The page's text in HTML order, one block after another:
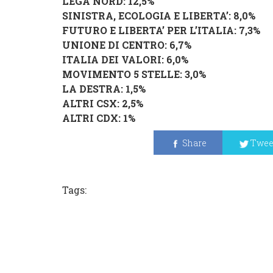
SINISTRA, ECOLOGIA E LIBERTA’: 8,0%
FUTURO E LIBERTA’ PER L’ITALIA: 7,3%
UNIONE DI CENTRO: 6,7%
ITALIA DEI VALORI: 6,0%
MOVIMENTO 5 STELLE: 3,0%
LA DESTRA: 1,5%
ALTRI CSX: 2,5%
ALTRI CDX: 1%
Share
Tags: